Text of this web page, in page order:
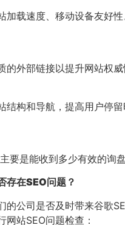
加载速度、移动设备友好
的外部链接以提升网站权威
结构和导航，提高用户停
要是能收到多少有效的询盘
存在SEO问题？
的公司是否及时带来谷歌
网站SEO问题检查：